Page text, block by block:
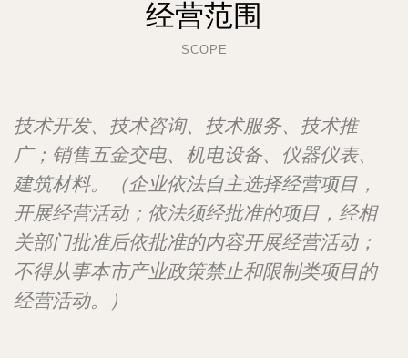
经营范围
SCOPE
技术开发、技术咨询、技术服务、技术推
广；销售五金交电、机电设备、仪器仪表、
建筑材料。（企业依法自主选择经营项目，
开展经营活动；依法须经批准的项目，经相
关部门批准后依批准的内容开展经营活动；
不得从事本市产业政策禁止和限制类项目的
经营活动。）